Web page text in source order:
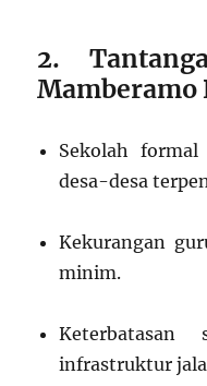
2.
Mamberamo
Sekolah
desa-desa
Kekurangan
minim.
Keterbatasan
infrastruktur